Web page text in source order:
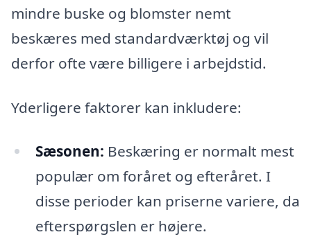
mindre buske og blomster nemt
beskæres med standardværktøj og vil
derfor ofte være billigere i arbejdstid.
Yderligere faktorer kan inkludere:
Sæsonen: Beskæring er normalt mest
populær om foråret og efteråret. I
disse perioder kan priserne variere, da
efterspørgslen er højere.